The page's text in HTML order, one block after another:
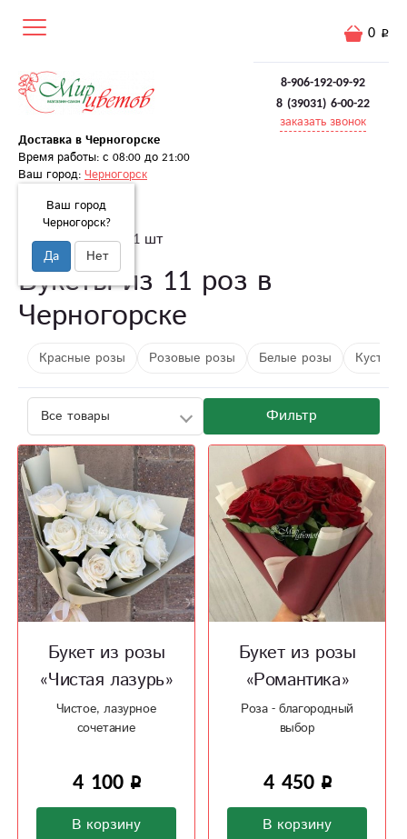
8-906-192-09-92
8 (39031) 6-00-22
заказать звонок
Доставка в Черногорске
Время работы: с 08:00 до 21:00
Ваш город: Черногорск
Ваш город
Черногорск?
Да Нет
0
Главная Розы 11 шт
Букеты из 11 роз в
Черногорске
Красные розы Розовые розы Белые розы
Фильтр
Букет из розы
«Чистая лазурь»
Чистое, лазурное
сочетание
4 100
В корзину
Букет из розы
«Романтика»
Роза - благородный
выбор
4 450
В корзину